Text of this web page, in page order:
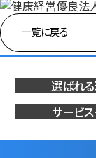
一覧に戻る
選ばれ
サービ